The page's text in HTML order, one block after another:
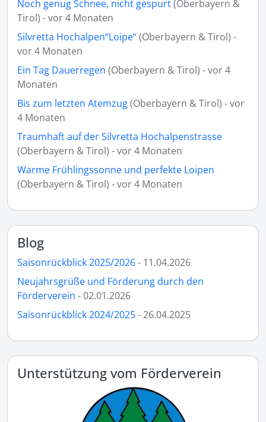
Noch genug Schnee, nicht gespurt(Oberbayern &
Tirol) - vor 4 Monaten
Silvretta Hochalpen“Loipe“(Oberbayern & Tirol) -
vor 4 Monaten
Ein Tag Dauerregen (Oberbayern & Tirol) - vor 4
Monaten
Bis zum letzten Atemzug(Oberbayern & Tirol) - vor
4 Monaten
Traumhaft auf der Silvretta Hochalpenstrasse
(Oberbayern & Tirol) - vor 4 Monaten
Warme Frühlingssonne und perfekte Loipen
(Oberbayern & Tirol) - vor 4 Monaten
Blog
Saisonrückblick 2025/2026- 11.04.2026
Neujahrsgrüße und Förderung durch den
Förderverein - 02.01.2026
Saisonrückblick 2024/2025- 26.04.2025
Unterstützung vom Förderverein